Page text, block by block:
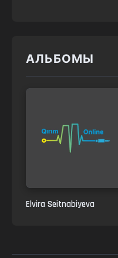
АЛЬБОМЫ
Elvira Seitnabiyeva